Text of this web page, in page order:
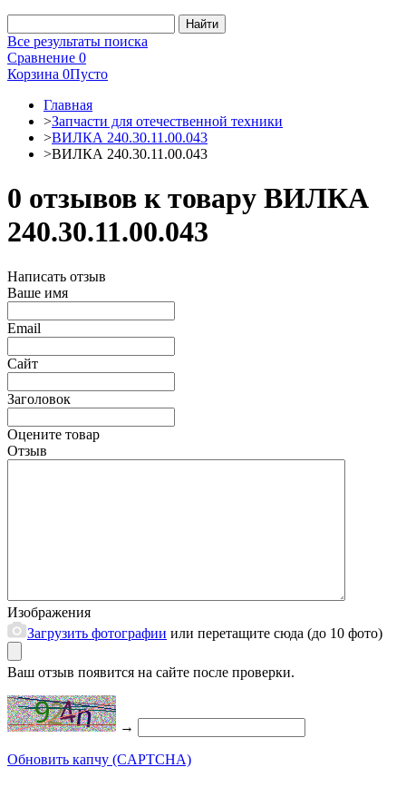
Все результаты поиска
Сравнение 0
Корзина 0Пусто
Главная
>Запчасти для отечественной техники
>ВИЛКА 240.30.11.00.043
>ВИЛКА 240.30.11.00.043
0 отзывов к товару ВИЛКА
240.30.11.00.043
Написать отзыв
Ваше имя
Email
Сайт
Заголовок
Оцените товар
Отзыв
Изображения
Загрузить фотографии или перетащите сюда (до 10 фото)
Ваш отзыв появится на сайте после проверки.
→
Обновить капчу (CAPTCHA)